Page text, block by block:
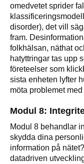
omedvetet sprider
disorder), det vill
fram.
folkhälsan, näthat
hatyttringar tas upp
företeelser som
sista enheten lyfter
möta problemet
Modul 8:
Modul 8 behandlar
skydda dina
information på
datadriven